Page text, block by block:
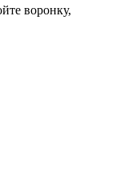
воронку,